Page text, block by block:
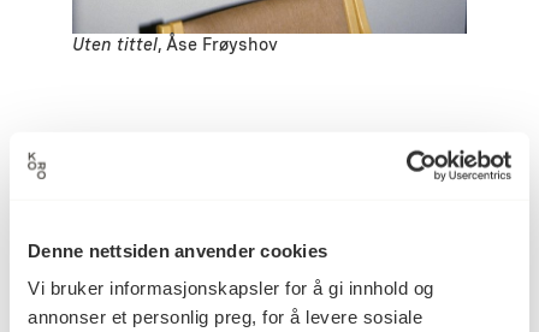
Denne nettsiden anvender cookies
Vi bruker informasjonskapsler for å gi innhold og
annonser et personlig preg, for å levere sosiale
Uten tittel, Åse Frøyshov
Detaljer
Kunstner Åse Frøyshov